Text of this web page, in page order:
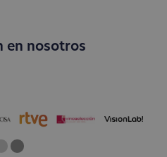
en nosotros
OneTwo
Current Slide